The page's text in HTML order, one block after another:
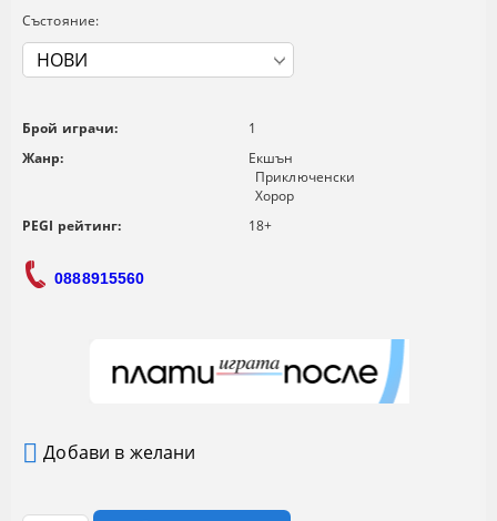
Състояние:
Брой играчи:
1
Жанр:
Екшън
Приключенски
Хорор
PEGI рейтинг:
18+
0888915560
Добави в желани